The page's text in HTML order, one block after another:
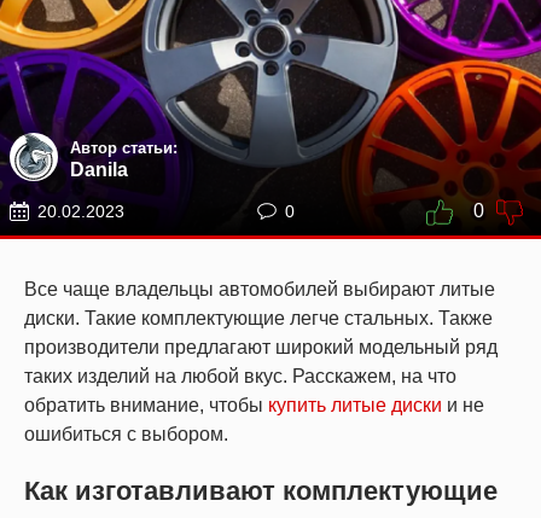
Автор статьи:
Danila
20.02.2023 0 0
Все чаще владельцы автомобилей выбирают литые
диски. Такие комплектующие легче стальных. Также
производители предлагают широкий модельный ряд
таких изделий на любой вкус. Расскажем, на что
обратить внимание, чтобы купить литые диски и не
ошибиться с выбором.
Как изготавливают комплектующие